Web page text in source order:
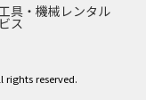
具・機械レンタル
ス
rights reserved.